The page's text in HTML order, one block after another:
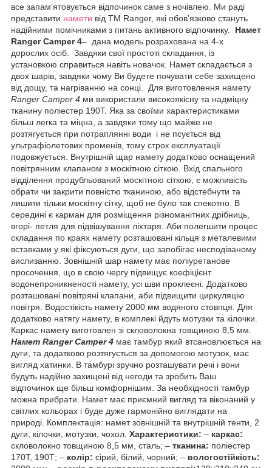
все запам’ятовується відпочинок саме з ночівлею. Ми раді
представити намети від ТМ Ranger, які обов’язково стануть
надійними помічниками з питань активного відпочинку. Намет
Ranger Сamper 4– дана модель розрахована на 4-х
дорослих осіб. Завдяки свої простоті складання, із
установкою справиться навіть новачок. Намет складається з
двох шарів, завдяки чому Ви будете почувати себе захищено
від дощу, та нагріванню на сонці. Для виготовлення намету
Ranger Сamper 4 ми використали високоякісну та надміцну
тканину поліестер 190Т. Яка за своїми характеристиками
більш легка та міцна, а завдяки тому що майже не
розтягується при потраплянні води і не псується від
ультрафіолетових променів, тому строк експлуатації
подовжується. Внутрішній щар намету додатково оснащений
повітрянним клапаном з москітною сіткою. Вхід спального
відділення продубльований москітною сіткою, є можливість
обрати чи закрити повністю тканиною, або відстебнути та
лишити тільки москітну сітку, щоб не було так спекотно. В
середині є карман для розміщення різноманітних дрібниць,
вгорі- петля для підвішування ліхтаря. Аби полегшити процес
складання по краях намету розташовані кільця з металевими
вставками у які фіксуються дуги, що запобігає несподіваному
вислизанню. Зовнішній шар намету має поліуретанове
просочення, що в свою чергу підвищує коефіцієнт
водонепроникненості намету, усі шви проклеєні. Додатково
розташовані повітряні клапани, аби підвищити циркуляцію
повітря. Водостікість намету 2000 мм водяного стовпця. Для
додатково натягу намету, в комплекі йдуть мотузки та кілочки.
Каркас намету виготовлен зі скловолокна товщиною 8,5 мм.
Намет Ranger Сamper 4 має тамбур який втсановлюється на
дуги, та додатково розтягується за допомогою мотузок, має
вигляд хатинки. В тамбурі зручно розташувати речі і вони
будуть надійно захищені від негоди та зробить Ваш
відпочинок ще більш комфорнішим. За необхідності тамбур
можна прибрати. Намет має приємний вигляд та віконаний у
світлих кольорах і буде дуже гармонійно виглядати на
природі. Комплектація: намет зовнішній та внутрішній тенти, 2
дуги, кілочки, мотузки, чохол. Характеристики: – каркас:
скловолокно товщиною 8,5 мм, сталь; – тканина: поліестер
170Т, 190Т; – колір: сірий, білий, чорний; – вологостійкість: